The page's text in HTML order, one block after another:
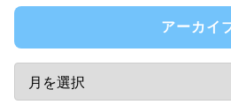
アーカイ